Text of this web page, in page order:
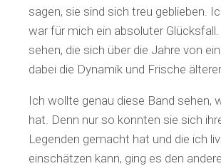
sagen, sie sind sich treu geblieben.
war für mich ein absoluter
sehen, die sich über die Jahre von
dabei die Dynamik und Frische
Ich wollte genau diese Band sehen,
hat. Denn nur so konnten sie sich
Legenden gemacht hat und die ich
einschätzen kann, ging es den